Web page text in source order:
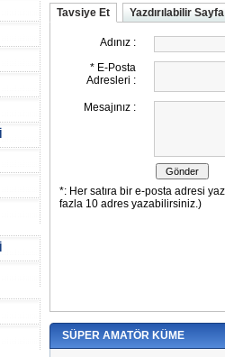
Tavsiye Et Yazdırılabilir Sayfa
SÜPER AMATÖR KÜME